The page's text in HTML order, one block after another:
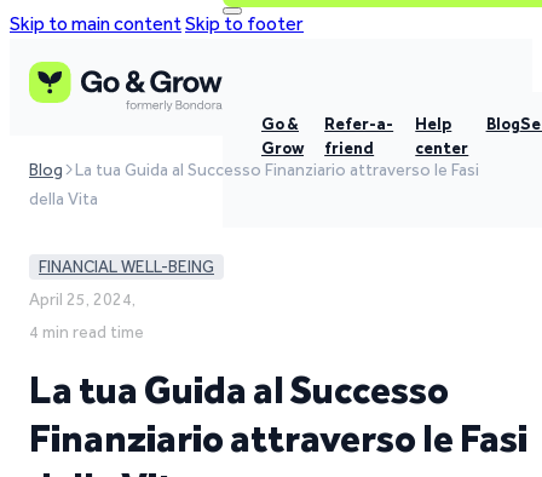
Skip to main contentSkip to footer
Go &
Grow
Refer-a-
friend
Help
center
Blog
Blog
La tua Guida al Successo Finanziario attraverso le Fasi
della Vita
FINANCIAL WELL-BEING
April 25, 2024,
4 min read time
La tua Guida al Successo
Finanziario attraverso le Fasi